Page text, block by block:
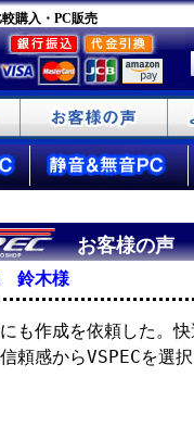
購入・PC販売
お客様の声
鈴木様
も作成を依頼した。
頼感からVSPECを選